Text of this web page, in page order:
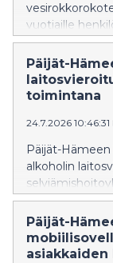
vuotiaille
vastaan.
asetuksen
Päijät-
toimintana
24.7.2026 10:46:31
Päijät-
alkoholin
ostopalveluna
nyt yhdestä
Päijät-